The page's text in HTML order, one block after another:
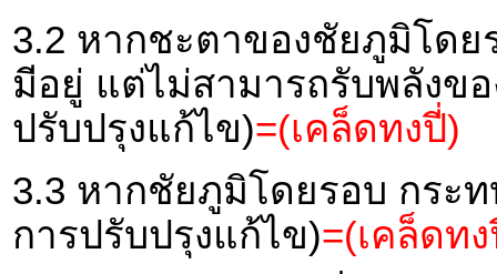
3.2 หากชะตาของชัยภูมิโดย
มีอยู่ แต่ไม่สามารถรับพลังข
ปรับปรุงแก้ไข)=(เคล็ดทงปี่)
3.3 หากชัยภูมิโดยรอบ กระ
การปรับปรุงแก้ไข)=(เคล็ดท